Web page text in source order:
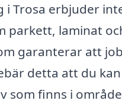
i Trosa erbjuder
parkett, laminat
garanterar att
detta att du
som finns i